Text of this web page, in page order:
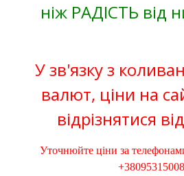
ніж РАДІСТЬ від
У зв'язку з
валют, ціни на
відрізнятися
Уточнюйте ціни за